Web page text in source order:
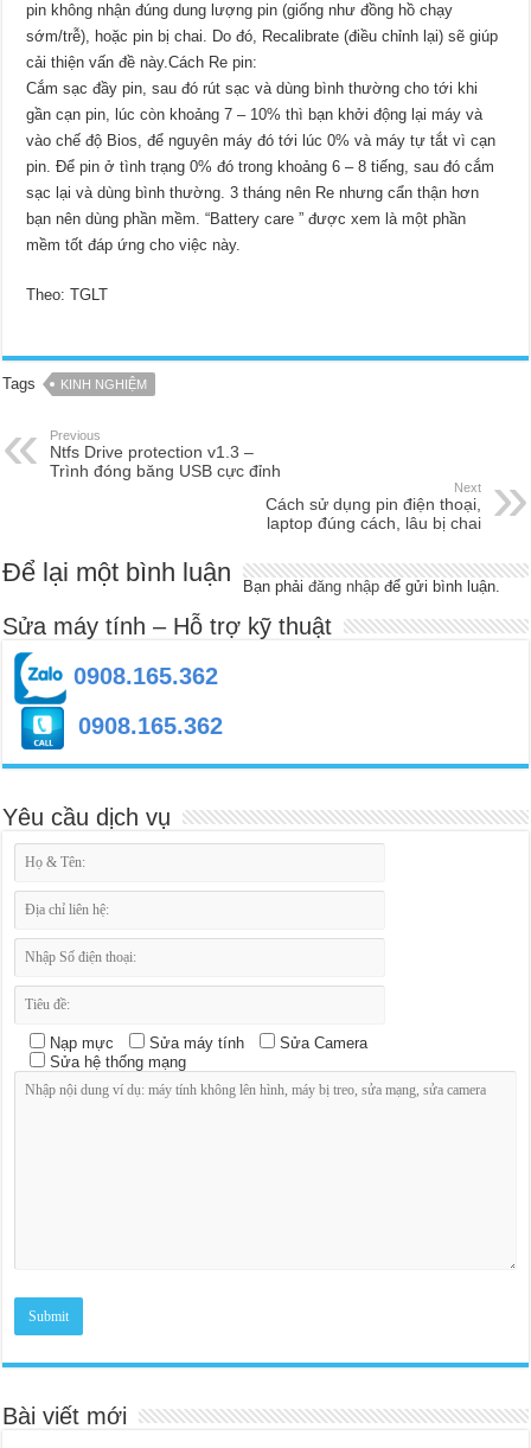
pin không nhận đúng dung lượng pin (giống như đồng hồ chạy
sớm/trễ), hoặc pin bị chai. Do đó, Recalibrate (điều chỉnh lại) sẽ giúp
cải thiện vấn đề này.Cách Re pin:
Cắm sạc đầy pin, sau đó rút sạc và dùng bình thường cho tới khi
gần cạn pin, lúc còn khoảng 7 – 10% thì bạn khởi động lại máy và
vào chế độ Bios, để nguyên máy đó tới lúc 0% và máy tự tắt vì cạn
pin. Để pin ở tình trạng 0% đó trong khoảng 6 – 8 tiếng, sau đó cắm
sạc lại và dùng bình thường. 3 tháng nên Re nhưng cẩn thận hơn
bạn nên dùng phần mềm. “Battery care ” được xem là một phần
mềm tốt đáp ứng cho việc này.
Theo: TGLT
Tags KINH NGHIỆM
Previous
Ntfs Drive protection v1.3 –
Trình đóng băng USB cực đỉnh
Next
Cách sử dụng pin điện thoại,
laptop đúng cách, lâu bị chai
Để lại một bình luận Bạn phảiđăng nhập để gửi bình luận.
Sửa máy tính – Hỗ trợ kỹ thuật
0908.165.362
0908.165.362
Yêu cầu dịch vụ
Nạp mực Sửa máy tính
Sửa Camera
Sửa hệ thống mạng
Bài viết mới